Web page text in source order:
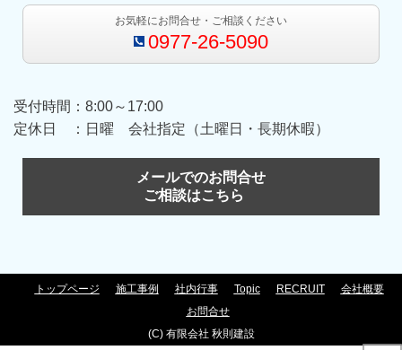
お気軽にお問合せ・ご相談ください
0977-26-5090
受付時間：8:00～17:00
定休日 ：日曜 会社指定（土曜日・長期休暇）
メールでのお問合せ
ご相談はこちら
(C) 有限会社 秋則建設
トップページ 施工事例 社内行事 Topic RECRUIT
会社概要
お問合せ